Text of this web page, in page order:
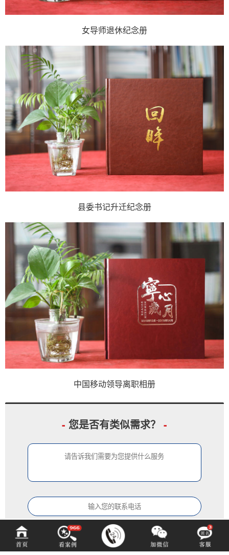
女导师退休纪念册
县委书记升迁纪念册
中国移动领导离职相册
- 您是否有类似需求？ -